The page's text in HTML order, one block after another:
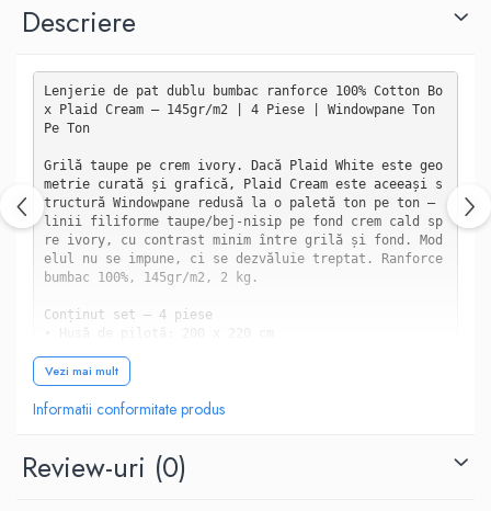
Descriere
Lenjerie de pat dublu bumbac ranforce 100% Cotton Bo
x Plaid Cream — 145gr/m2 | 4 Piese | Windowpane Ton
Pe Ton
Grilă taupe pe crem ivory. Dacă Plaid White este geo
metrie curată și grafică, Plaid Cream este aceeași s
tructură Windowpane redusă la o paletă ton pe ton —
linii filiforme taupe/bej-nisip pe fond crem cald sp
re ivory, cu contrast minim între grilă și fond. Mod
elul nu se impune, ci se dezvăluie treptat. Ranforce
bumbac 100%, 145gr/m2, 2 kg.
Conținut set — 4 piese
• Husă de pilotă: 200 x 220 cm
• 2 fețe de pernă: 50 x 70 cm
Specificații tehnice
• Greutate totală: 2 kg
• Brand: Cotton Box — Colecția Plaid
Vezi mai mult
Informatii conformitate produs
Review-uri (0)